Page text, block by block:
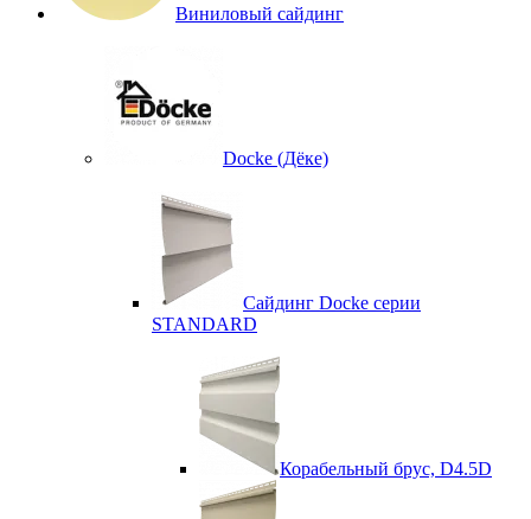
Виниловый сайдинг
Docke (Дёке)
Сайдинг Docke серии
STANDARD
Корабельный брус, D4.5D